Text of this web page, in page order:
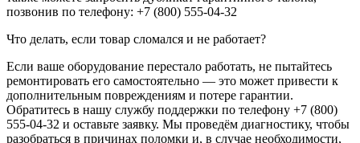
позвонив по телефону: +7 (800) 555-04-32
Что делать, если товар сломался и не работает?
Если ваше оборудование перестало работать, не пытайтесь
ремонтировать его самостоятельно — это может привести к
дополнительным повреждениям и потере гарантии.
Обратитесь в нашу службу поддержки по телефону +7 (800)
555-04-32 и оставьте заявку. Мы проведём диагностику, чтобы
разобраться в причинах поломки и, в случае необходимости,